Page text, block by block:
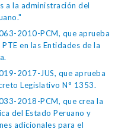
a la administración del
2010-PCM, que aprueba
en las Entidades de la
2017-JUS, que aprueba
Legislativo N° 1353.
2018-PCM, que crea la
del Estado Peruano y
adicionales para el